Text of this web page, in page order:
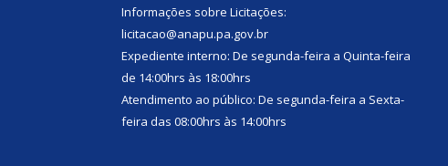
Informações sobre Licitações:
licitacao@anapu.pa.gov.br
Expediente interno: De segunda-feira a Quinta-feira
de 14:00hrs às 18:00hrs
Atendimento ao público: De segunda-feira a Sexta-
feira das 08:00hrs às 14:00hrs